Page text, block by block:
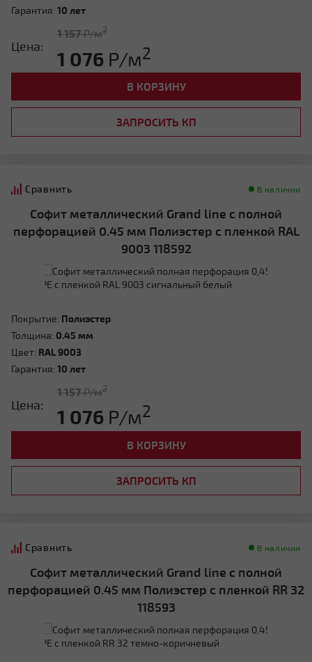
Гарантия: 10 лет
Цена:
1 157Р/м2
1 076 Р/м2
В КОРЗИНУ
ЗАПРОСИТЬ КП
Сравнить В наличии
Софит металлический Grand line с полной
перфорацией 0.45 мм Полиэстер с пленкой RAL
9003 118592
Покрытие: Полиэстер
Толщина: 0.45 мм
Цвет: RAL 9003
Гарантия: 10 лет
Цена:
1 157Р/м2
1 076 Р/м2
В КОРЗИНУ
ЗАПРОСИТЬ КП
Сравнить В наличии
Софит металлический Grand line с полной
перфорацией 0.45 мм Полиэстер с пленкой RR 32
118593